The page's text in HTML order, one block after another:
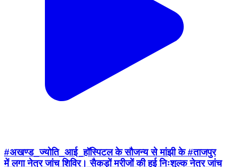
#अखण्ड_ज्योति_आई_हॉस्पिटल के सौजन्य से मांझी के #ताजपुर
में लगा नेत्र जांच शिविर। सैकड़ों मरीजों की हुई निःशुल्क नेत्र जांच